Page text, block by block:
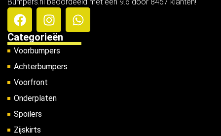
Bumpers.nl beoordeeld met een 9.6 door 8457 klanten!
Categorieën
Voorbumpers
Achterbumpers
Voorfront
Onderplaten
Spoilers
Zijskirts